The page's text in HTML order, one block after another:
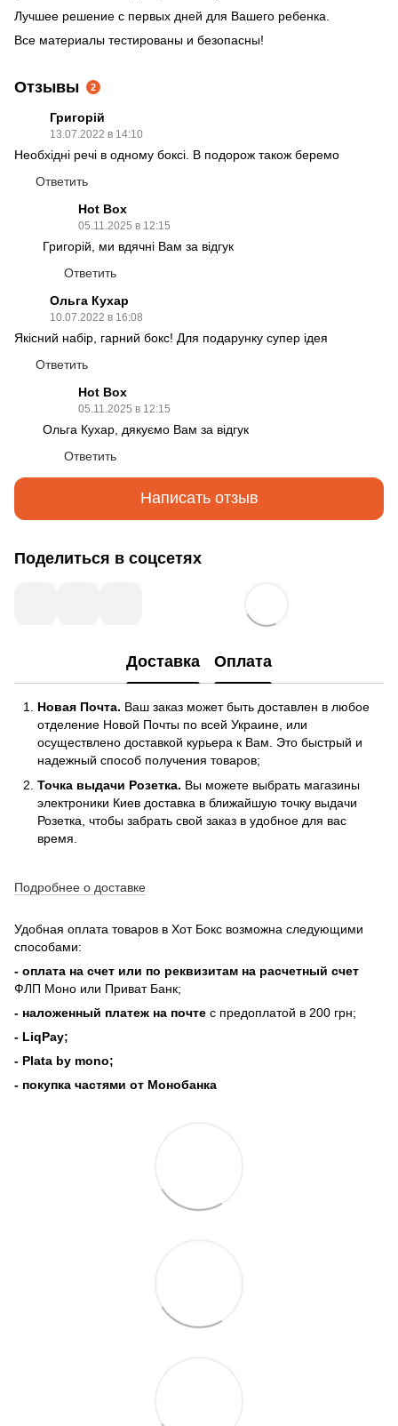
Лучшее решение с первых дней для Вашего ребенка.
Все материалы тестированы и безопасны!
Отзывы 2
Григорій
13.07.2022 в 14:10
Необхідні речі в одному боксі. В подорож також беремо
Ответить
Hot Box
05.11.2025 в 12:15
Григорій, ми вдячні Вам за відгук
Ответить
Ольга Кухар
10.07.2022 в 16:08
Якісний набір, гарний бокс! Для подарунку супер ідея
Ответить
Hot Box
05.11.2025 в 12:15
Ольга Кухар, дякуємо Вам за відгук
Ответить
Написать отзыв
Поделиться в соцсетях
Доставка Оплата
Новая Почта. Ваш заказ может быть доставлен в любое
отделение Новой Почты по всей Украине, или
осуществлено доставкой курьера к Вам. Это быстрый и
надежный способ получения товаров;
Точка выдачи Розетка. Вы можете выбрать магазины
электроники Киев доставка в ближайшую точку выдачи
Розетка, чтобы забрать свой заказ в удобное для вас
время.
Подробнее о доставке
Удобная оплата товаров в Хот Бокс возможна следующими
способами:
- оплата на счет или по реквизитам на расчетный счет
ФЛП Моно или Приват Банк;
- наложенный платеж на почте с предоплатой в 200 грн;
- LiqPay;
- Plata by mono;
- покупка частями от Монобанка